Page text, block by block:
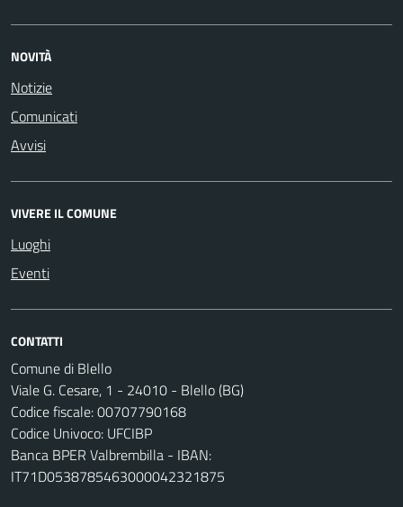
NOVITÀ
Notizie
Comunicati
Avvisi
VIVERE IL COMUNE
Luoghi
Eventi
CONTATTI
Comune di Blello
Viale G. Cesare, 1 - 24010 - Blello (BG)
Codice fiscale: 00707790168
Codice Univoco: UFCIBP
Banca BPER Valbrembilla - IBAN:
IT71D0538785463000042321875